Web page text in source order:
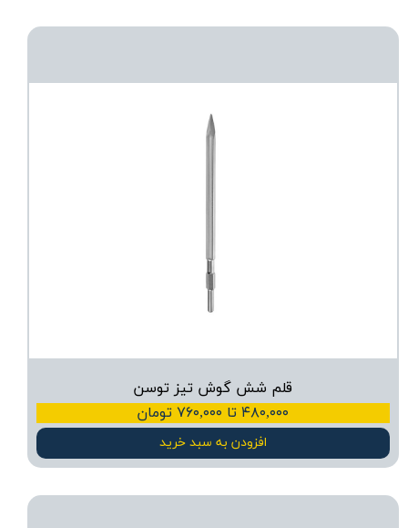
قلم شش گوش تیز توسن
۴۸۰,۰۰۰ تا ۷۶۰,۰۰۰ تومان
افزودن به سبد خرید